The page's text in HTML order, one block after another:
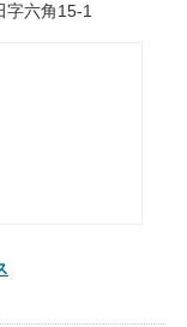
字六角15-1